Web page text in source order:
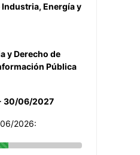
Energía y
y Derecho de
Pública
30/06/2027
2026: